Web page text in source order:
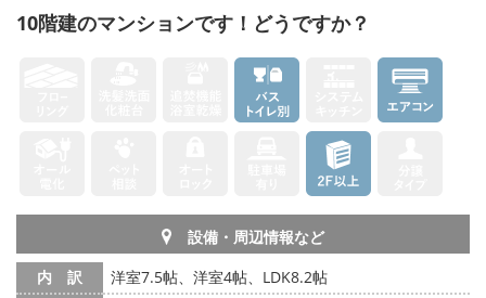
10階建のマンションです！どうですか？
設備・周辺情報など
内 訳
洋室7.5帖、洋室4帖、LDK8.2帖